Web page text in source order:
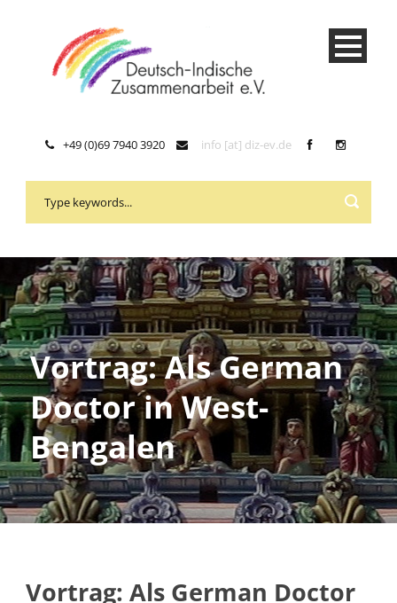
+49 (0)69 7940 3920 info [at] diz-ev.de
Vortrag: Als German
Doctor in West-
Bengalen
Vortrag: Als German Doctor